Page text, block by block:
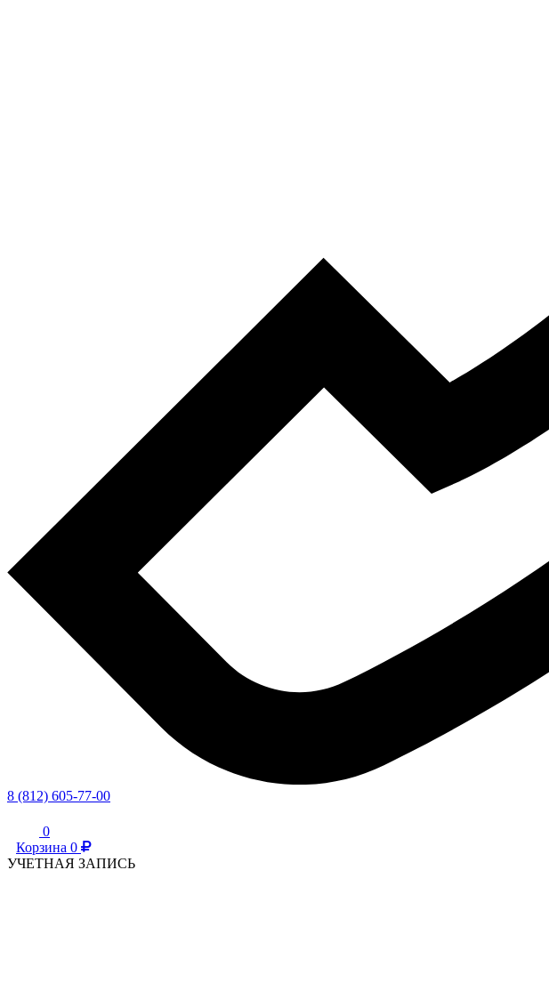
8 (812) 605-77-00
0
Корзина 0
УЧЕТНАЯ ЗАПИСЬ